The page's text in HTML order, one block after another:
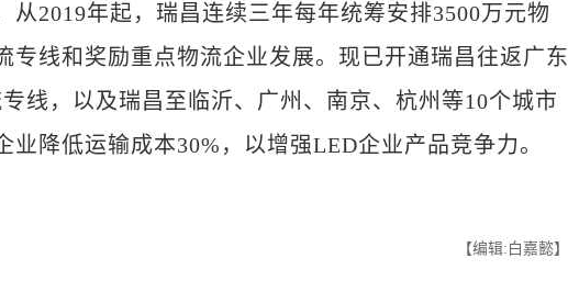
2019年起，瑞昌连续三年每年统筹安排3500万元物
专线和奖励重点物流企业发展。现已开通瑞昌往返广东
线，以及瑞昌至临沂、广州、南京、杭州等10个城市
降低运输成本30%，以增强LED企业产品竞争力。
【编辑:白嘉懿】